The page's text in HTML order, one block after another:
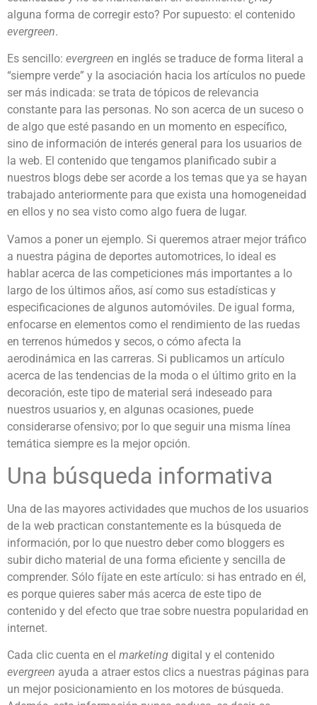
alguna forma de corregir esto? Por supuesto: el contenido
evergreen.
Es sencillo: evergreen en inglés se traduce de forma literal a
“siempre verde” y la asociación hacia los artículos no puede
ser más indicada: se trata de tópicos de relevancia
constante para las personas. No son acerca de un suceso o
de algo que esté pasando en un momento en específico,
sino de información de interés general para los usuarios de
la web. El contenido que tengamos planificado subir a
nuestros blogs debe ser acorde a los temas que ya se hayan
trabajado anteriormente para que exista una homogeneidad
en ellos y no sea visto como algo fuera de lugar.
Vamos a poner un ejemplo. Si queremos atraer mejor tráfico
a nuestra página de deportes automotrices, lo ideal es
hablar acerca de las competiciones más importantes a lo
largo de los últimos años, así como sus estadísticas y
especificaciones de algunos automóviles. De igual forma,
enfocarse en elementos como el rendimiento de las ruedas
en terrenos húmedos y secos, o cómo afecta la
aerodinámica en las carreras. Si publicamos un artículo
acerca de las tendencias de la moda o el último grito en la
decoración, este tipo de material será indeseado para
nuestros usuarios y, en algunas ocasiones, puede
considerarse ofensivo; por lo que seguir una misma línea
temática siempre es la mejor opción.
Una búsqueda informativa
Una de las mayores actividades que muchos de los usuarios
de la web practican constantemente es la búsqueda de
información, por lo que nuestro deber como bloggers es
subir dicho material de una forma eficiente y sencilla de
comprender. Sólo fíjate en este artículo: si has entrado en él,
es porque quieres saber más acerca de este tipo de
contenido y del efecto que trae sobre nuestra popularidad en
internet.
Cada clic cuenta en el marketing digital y el contenido
evergreen ayuda a atraer estos clics a nuestras páginas para
un mejor posicionamiento en los motores de búsqueda.